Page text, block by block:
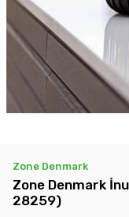
Zone Denmark
Zone Denmark
28259)